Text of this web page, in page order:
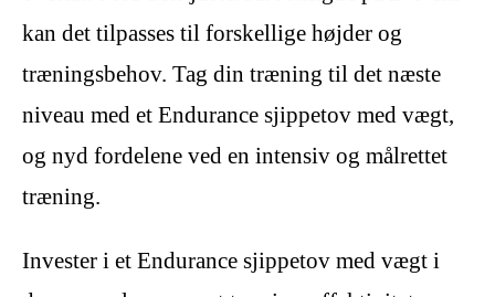
kan det tilpasses til forskellige højder og
træningsbehov. Tag din træning til det næste
niveau med et Endurance sjippetov med vægt,
og nyd fordelene ved en intensiv og målrettet
træning.
Invester i et Endurance sjippetov med vægt i